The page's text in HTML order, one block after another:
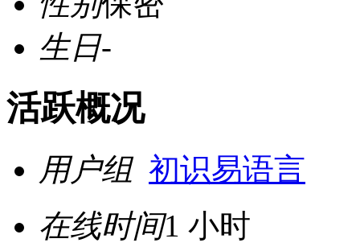
生日-
活跃概况
用户组 初识易语言
在线时间1 小时